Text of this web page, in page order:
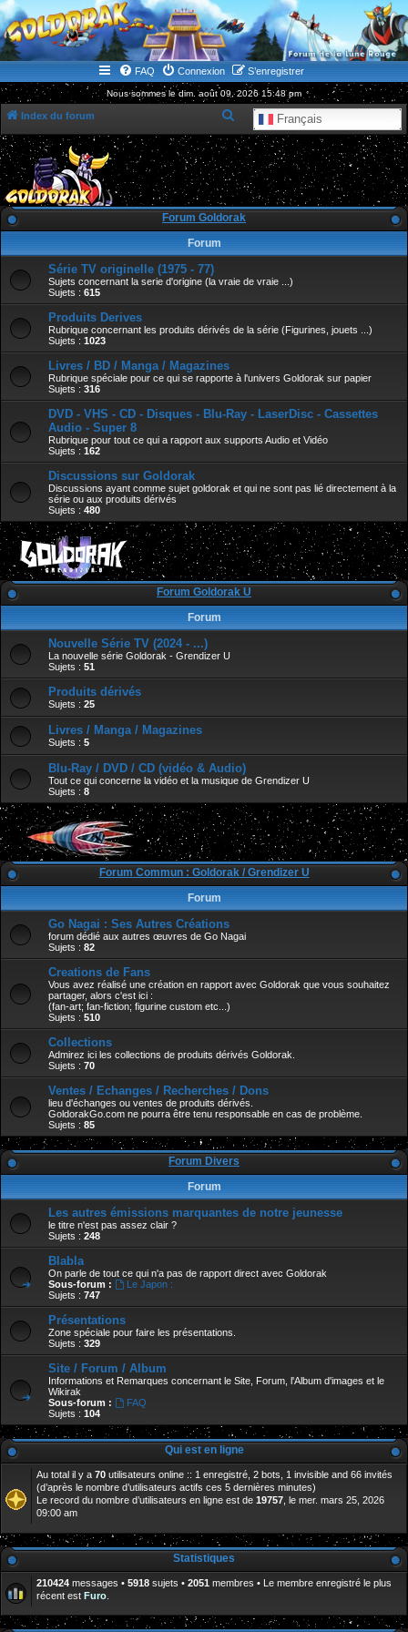
WWW.GOLDORAKGO.COM
le site de la Lune Rouge
FAQ Connexion S’enregistrer
Nous sommes le dim. août 09, 2026 15:48 pm
Index du forum Français
e
c
h
r
Forum Goldorak
Forum
Série TV originelle (1975 - 77)
Sujets concernant la serie d'origine (la vraie de vraie ...)
Sujets : 615
Produits Derives
Rubrique concernant les produits dérivés de la série (Figurines, jouets ...)
Sujets : 1023
Livres / BD / Manga / Magazines
Rubrique spéciale pour ce qui se rapporte à l'univers Goldorak sur papier
Sujets : 316
DVD - VHS - CD - Disques - Blu-Ray - LaserDisc - Cassettes
Audio - Super 8
Rubrique pour tout ce qui a rapport aux supports Audio et Vidéo
Sujets : 162
Discussions sur Goldorak
Discussions ayant comme sujet goldorak et qui ne sont pas lié directement à la
série ou aux produits dérivés
Sujets : 480
Forum Goldorak U
Forum
Nouvelle Série TV (2024 - ...)
La nouvelle série Goldorak - Grendizer U
Sujets : 51
Produits dérivés
Sujets : 25
Livres / Manga / Magazines
Sujets : 5
Blu-Ray / DVD / CD (vidéo & Audio)
Tout ce qui concerne la vidéo et la musique de Grendizer U
Sujets : 8
Forum Commun : Goldorak / Grendizer U
Forum
Go Nagai : Ses Autres Créations
forum dédié aux autres œuvres de Go Nagai
Sujets : 82
Creations de Fans
Vous avez réalisé une création en rapport avec Goldorak que vous souhaitez
partager, alors c'est ici :
(fan-art; fan-fiction; figurine custom etc...)
Sujets : 510
Collections
Admirez ici les collections de produits dérivés Goldorak.
Sujets : 70
Ventes / Echanges / Recherches / Dons
lieu d'échanges ou ventes de produits dérivés.
GoldorakGo.com ne pourra être tenu responsable en cas de problème.
Sujets : 85
Forum Divers
Forum
Les autres émissions marquantes de notre jeunesse
le titre n'est pas assez clair ?
Sujets : 248
Blabla
On parle de tout ce qui n'a pas de rapport direct avec Goldorak
Sous-forum :
Le Japon :
Sujets : 747
Présentations
Zone spéciale pour faire les présentations.
Sujets : 329
Site / Forum / Album
Informations et Remarques concernant le Site, Forum, l'Album d'images et le
Wikirak
Sous-forum :
FAQ
Sujets : 104
Qui est en ligne
Au total il y a 70 utilisateurs online :: 1 enregistré, 2 bots, 1 invisible and 66 invités
(d’après le nombre d’utilisateurs actifs ces 5 dernières minutes)
Le record du nombre d’utilisateurs en ligne est de 19757 , le mer. mars 25, 2026
09:00 am
Statistiques
210424 messages • 5918 sujets • 2051 membres • Le membre enregistré le plus
récent est Furo